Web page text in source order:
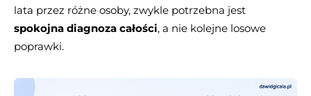
lata przez różne osoby, zwykle potrzebna jest
spokojna diagnoza całości, a nie kolejne losowe
poprawki.